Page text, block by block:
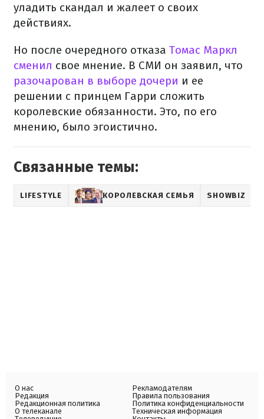
уладить скандал и жалеет о своих
действиях.
Но после очередного отказа Томас Маркл
сменил свое мнение. В СМИ он заявил, что
разочарован в выборе дочери и ее
решении с принцем Гарри сложить
королевские обязанности. Это, по его
мнению, было эгоистично.
Связанные темы:
LIFESTYLE КОРОЛЕВСКАЯ СЕМЬЯ SHOWBIZ
О нас
Редакция
Редакционная политика
О телеканале
Рекламодателям
Правила пользования
Политика конфиденциальности
Техническая информация